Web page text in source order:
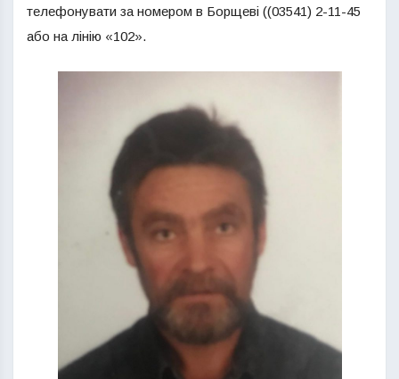
телефонувати за номером в Борщеві ((03541) 2-11-45
або на лінію «102».